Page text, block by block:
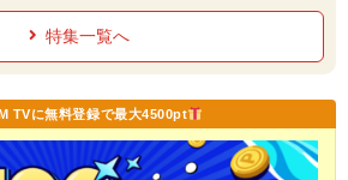
特集一覧へ
TVに無料登録で最大4500pt